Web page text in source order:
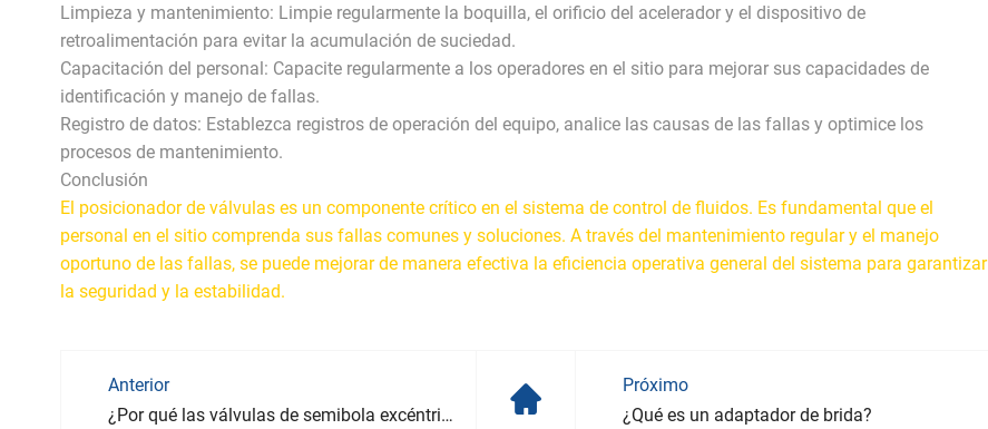
Limpieza y mantenimiento: Limpie regularmente la boquilla, el orificio del acelerador y el dispositivo de
retroalimentación para evitar la acumulación de suciedad.
Capacitación del personal: Capacite regularmente a los operadores en el sitio para mejorar sus capacidades de
identificación y manejo de fallas.
Registro de datos: Establezca registros de operación del equipo, analice las causas de las fallas y optimice los
procesos de mantenimiento.
Conclusión
El posicionador de válvulas es un componente crítico en el sistema de control de fluidos. Es fundamental que el
personal en el sitio comprenda sus fallas comunes y soluciones. A través del mantenimiento regular y el manejo
oportuno de las fallas, se puede mejorar de manera efectiva la eficiencia operativa general del sistema para garantizar
la seguridad y la estabilidad.
Anterior
¿Por qué las válvulas de semibola excéntricas de montaje superior son ideales para la industria química?
Próximo
¿Qué es un adaptador de brida?